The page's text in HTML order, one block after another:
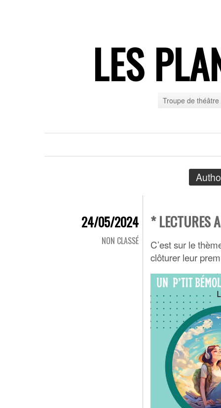
LES
Troupe de
24/05/2024
NON CLASSÉ
* LECTURES
C’est sur le
clôturer leur